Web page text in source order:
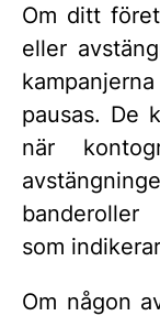
Om ditt
eller
pausas. De
när
som
Om någon